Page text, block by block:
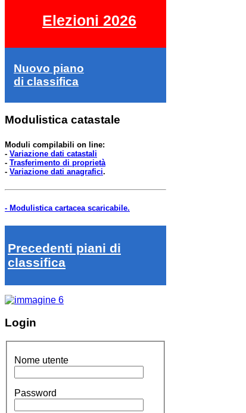
Elezioni 2026
Nuovo piano
di classifica
Modulistica catastale
Moduli compilabili on line:
- Variazione dati catastali
- Trasferimento di proprietà
- Variazione dati anagrafici.
- Modulistica cartacea scaricabile.
Precedenti piani di
classifica
Login
Nome utente
Password